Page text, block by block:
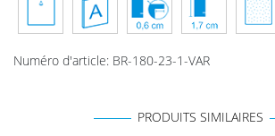
Numéro d'article: BR-180-23-1-VAR
PRODUITS SIMILAIRES